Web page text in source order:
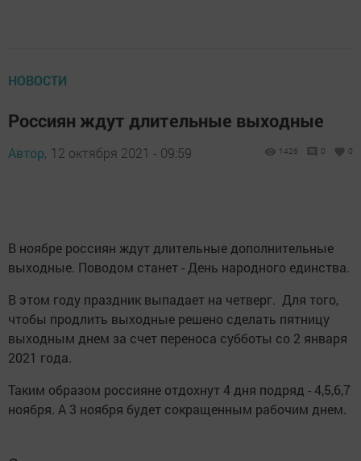
НОВОСТИ
Россиян ждут длительные выходные
Автор, 12 октября 2021 - 09:59 1426 0 0
В ноябре россиян ждут длительные дополнительные
выходные. Поводом станет - День народного единства.
В этом году праздник выпадает на четверг. Для того,
чтобы продлить выходные решено сделать пятницу
выходным днем за счет переноса субботы со 2 января
2021 года.
Таким образом россияне отдохнут 4 дня подряд - 4,5,6,7
ноября. А 3 ноября будет сокращенным рабочим днем.